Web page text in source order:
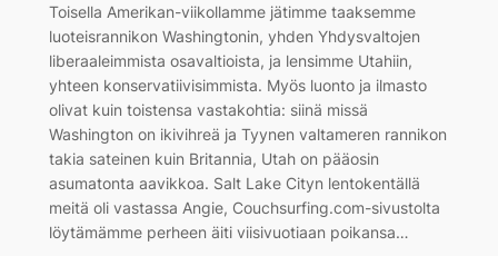
Toisella Amerikan-viikollamme jätimme taaksemme
luoteisrannikon Washingtonin, yhden Yhdysvaltojen
liberaaleimmista osavaltioista, ja lensimme Utahiin,
yhteen konservatiivisimmista. Myös luonto ja ilmasto
olivat kuin toistensa vastakohtia: siinä missä
Washington on ikivihreä ja Tyynen valtameren rannikon
takia sateinen kuin Britannia, Utah on pääosin
asumatonta aavikkoa. Salt Lake Cityn lentokentällä
meitä oli vastassa Angie, Couchsurfing.com-sivustolta
löytämämme perheen äiti viisivuotiaan poikansa…